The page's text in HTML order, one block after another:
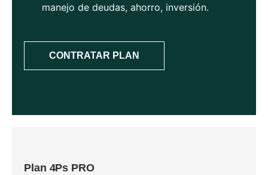
manejo de deudas, ahorro, inversión.
CONTRATAR PLAN
Plan 4Ps PRO